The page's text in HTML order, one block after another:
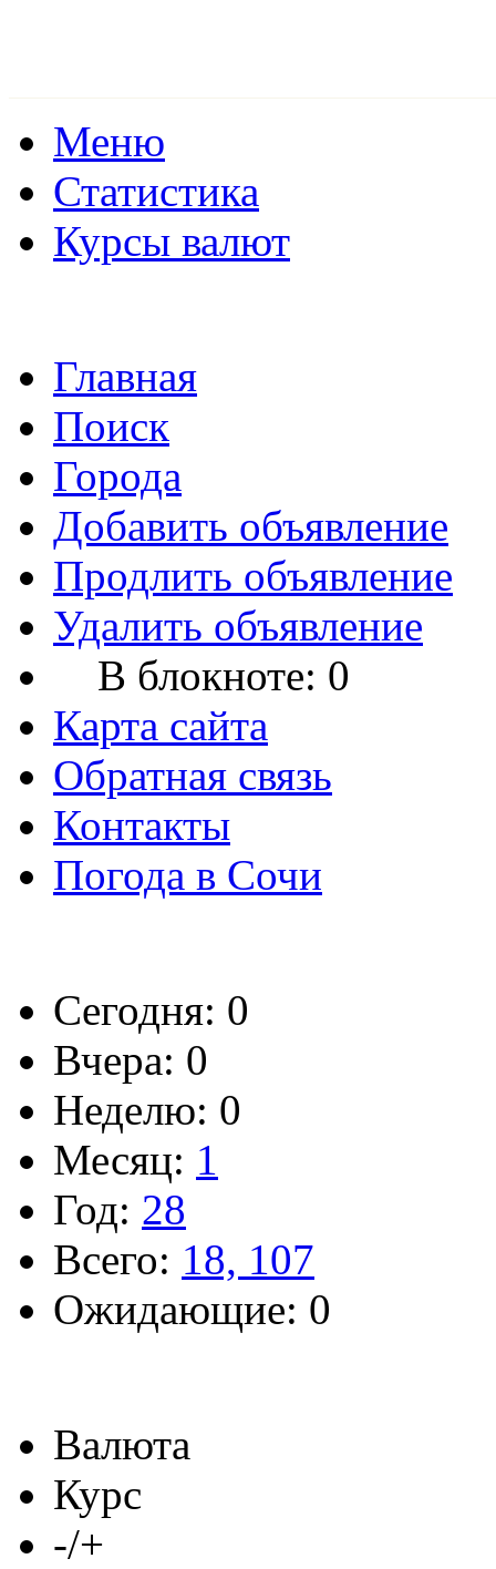
Меню
Статистика
Курсы валют
Главная
Поиск
Города
Добавить объявление
Продлить объявление
Удалить объявление
В блокноте: 0
Карта сайта
Обратная связь
Контакты
Погода в Сочи
Сегодня: 0
Вчера: 0
Неделю: 0
Месяц: 1
Год: 28
Всего: 18, 107
Ожидающие: 0
Валюта
Курс
-/+